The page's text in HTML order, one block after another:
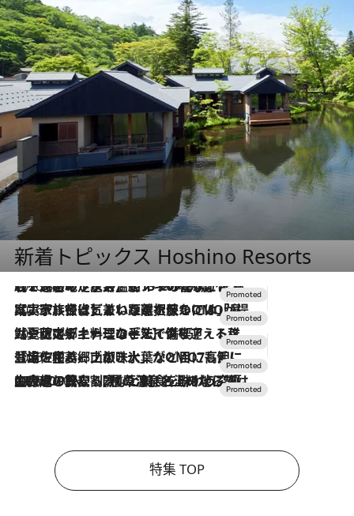
新着トピックス Hoshino Resorts
2026.8.7
【トンボの足水浴】ヒノキの香りに包まれて涼感マックス！約13℃の湧水かけ流しを避暑地「星野温泉 トンボの湯」で体験
2026.7.31
【ホテル帰省】という選択肢をOMOが提案。家族とほどよい距離を保つには「昼は実家、夜は気兼ねなくホテルで！」
2026.7.24
【夏限定ディナーコース】旬を迎える稚鮎や花ズッキーニなどをイタリア・トスカーナの郷土料理の手法で満喫！
2026.7.17
「土佐和ハーブかき氷」がOMO7高知に登場！生姜、山椒、大葉など目にも舌にも涼を呼ぶ郷土の味
2026.7.10
NEW OPEN！【界 草津】名湯の地に誕生。趣の異なる2種の温泉と上州ならではの会席・蕎麦割烹など美食を味わう究極の癒やし旅
特集 TOP